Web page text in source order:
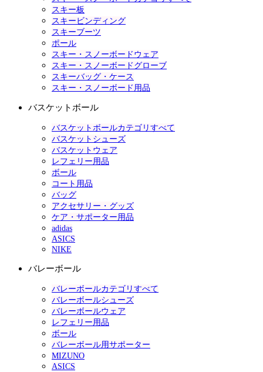
スキー板
スキービンディング
スキーブーツ
ポール
スキー・スノーボードウェア
スキー・スノーボードグローブ
スキーバッグ・ケース
スキー・スノーボード用品
バスケットボール
バスケットボールカテゴリすべて
バスケットシューズ
バスケットウェア
レフェリー用品
ボール
コート用品
バッグ
アクセサリー・グッズ
ケア・サポーター用品
adidas
ASICS
NIKE
バレーボール
バレーボールカテゴリすべて
バレーボールシューズ
バレーボールウェア
レフェリー用品
ボール
バレーボール用サポーター
MIZUNO
ASICS